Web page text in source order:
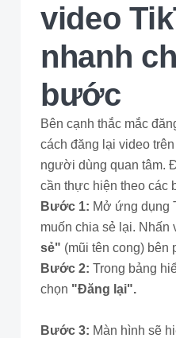
video
nhanh
bước
Bên cạnh thắc mắc
cách đăng lại video
người dùng quan tâm.
cần thực hiện theo các
Bước 1: Mở ứng dụng
muốn chia sẻ lại. Nhấn
sẻ" (mũi tên cong) bên
Bước 2: Trong bảng
chọn "Đăng lại".
Bước 3: Màn hình sẽ